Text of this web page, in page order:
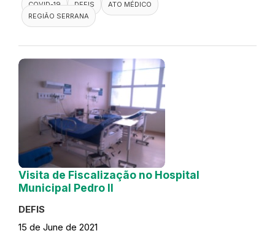
COVID-19 DEFIS
ATO MÉDICO
REGIÃO SERRANA
Visita de Fiscalização no Hospital
Municipal Pedro II
DEFIS
15 de June de 2021